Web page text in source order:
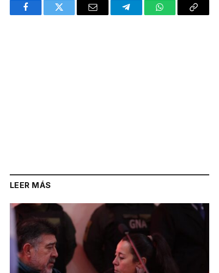
FacebookTwitter Email TelegramWhatsAppCopy
LEER MÁS